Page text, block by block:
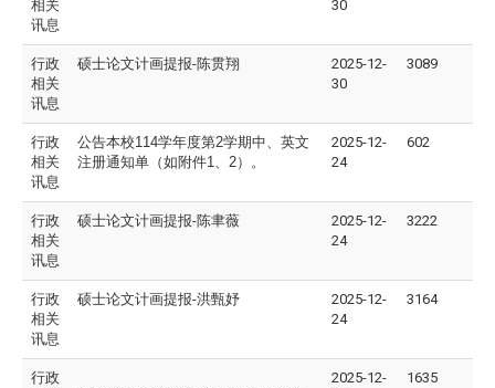
相关
讯息
30
行政
相关
讯息
硕士论文计画提报-陈贯翔
2025-12-
30
3089
行政
相关
讯息
公告本校114学年度第2学期中、英文
注册通知单（如附件1、 2）。
2025-12-
24
602
行政
相关
讯息
硕士论文计画提报-陈聿薇
2025-12-
24
3222
行政
相关
讯息
硕士论文计画提报-洪甄妤
2025-12-
24
3164
行政
2025-12-
1635